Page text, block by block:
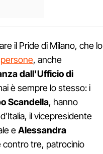
il Pride di Milano, che lo
, anche
dall'Ufficio di
è sempre lo stesso: i
Scandella, hanno
il vicepresidente
eAlessandra
contro tre, patrocinio